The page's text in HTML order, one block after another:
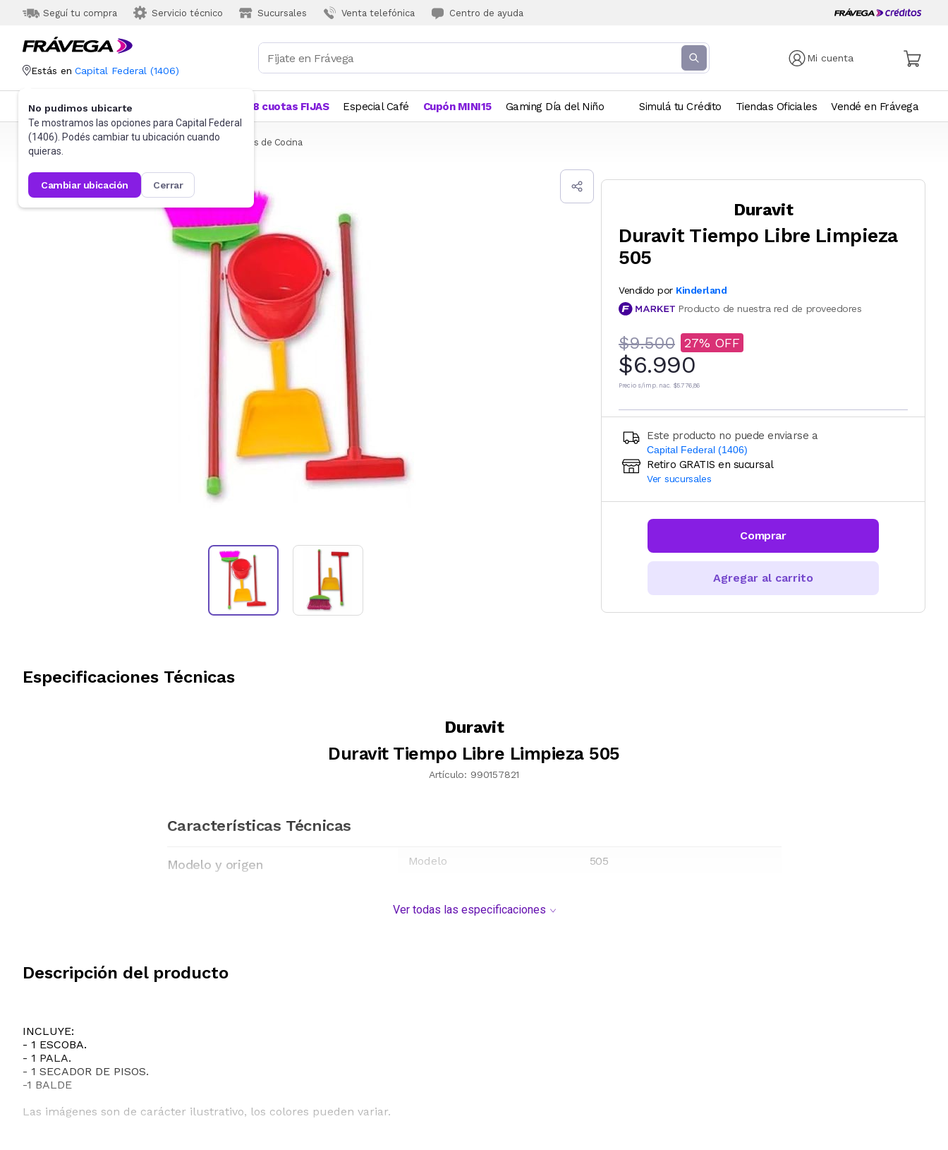
Seguí tu compra Servicio técnico Sucursales Venta telefónica Centro de ayuda
Mi cuenta
Estás en Capital Federal (1406)
No pudimos ubicarte
Te mostramos las opciones para Capital Federal
(1406). Podés cambiar tu ubicación cuando
quieras.
cambiar ubicación cerrar
Categorías Más Vendidos 18 cuotas FIJAS Especial Café Cupón MINI15 Gaming Día del Niño Simulá tu Crédito Tiendas Oficiales Vendé en Frávega
Frávega Juguetes y Juegos Sets y otros Juegos de Cocina
Duravit
Duravit Tiempo Libre Limpieza
505
Vendido por Kinderland
Producto de nuestra red de proveedores
$9.500 27
$6.990
Precio s/imp. nac. $5.776,86
Este producto no puede enviarse a
Capital Federal (1406)
Ingresá código postal (sólo números)
Retiro GRATIS en sucursal
Ver sucursales
Comprar
Agregar al carrito
Especificaciones Técnicas
Duravit
Duravit Tiempo Libre Limpieza 505
Artículo: 990157821
Características Técnicas
Modelo y origen Modelo 505
Ver todas las especificaciones
Descripción del producto
INCLUYE:
- 1 ESCOBA.
- 1 PALA.
- 1 SECADOR DE PISOS.
-1 BALDE
Las imágenes son de carácter ilustrativo, los colores pueden variar.